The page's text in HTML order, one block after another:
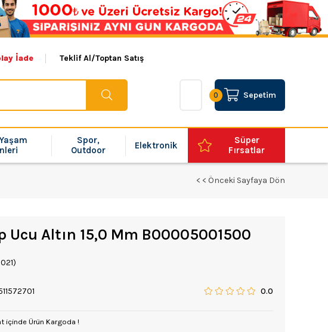
İade Teklif Al/Toptan Satış
Sepetim
0
Spor,
Outdoor
Elektronik
Süper
Fırsatlar
< < Önceki Sayfaya Dön
Ucu Altın 15,0 Mm B00005001500
0.0
içinde Ürün Kargoda !